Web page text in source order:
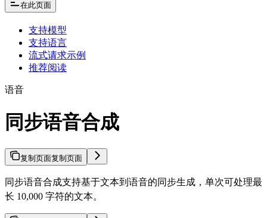
在此页面
支持模型
支持语言
流式请求示例
推荐阅读
语音
同步语音合成
复制页面复制页面
同步语音合成支持基于文本到语音的同步生成，单次可处理最
长 10,000 字符的文本。